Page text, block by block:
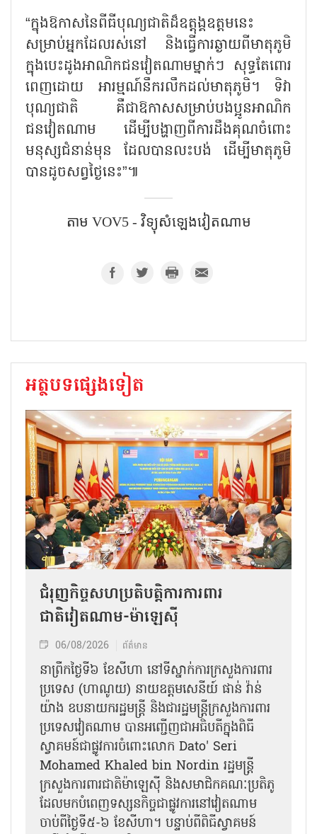
“ក្នុងឱកាសនៃពីធីបុណ្យជាតិដ៏ឧត្តុង្គឧត្តមនេះ
សម្រាប់អ្នកដែលរស់នៅ និងធ្វើការឆ្ងាយពីមាតុភូមិ
ក្នុងបេះដូងអាណិកជនវៀតណាមម្នាក់ៗ សុទ្ធតែពោរ
ពេញដោយ អារម្មណ៍នឹករលឹកដល់មាតុភូមិ។ ទិវា
បុណ្យជាតិ គឺជាឱកាសសម្រាប់បងប្អូនអាណិក
ជនវៀតណាម ដើម្បីបង្ហាញពីការដឹងគុណចំពោះ
មនុស្សជំនាន់មុន ដែលបានលះបង់ ដើម្បីមាតុភូមិ
បានដូចសព្វថ្ងៃនេះ”៕
តាម VOV5 - វិទ្យុសំឡេងវៀតណាម
អត្ថបទផ្សេងទៀត
ជំរុញកិច្ចសហប្រតិបត្តិការការពារ
ជាតិវៀតណាម-ម៉ាឡេស៊ី
06/08/2026 ព័ត៌មាន
នា​ព្រឹកថ្ងៃទី៦ ខែសីហា នៅទីស្នាក់ការក្រសួងការពារ
ប្រទេស (ហាណូយ) នាយឧត្តមសេនីយ៍ ផាន់ វ៉ាន់
យ៉ាង ឧបនាយករដ្ឋមន្ត្រី និងជារដ្ឋមន្ត្រីក្រសួងការពារ
ប្រទេសវៀតណាម បានអញ្ជើញជាអធិបតីក្នុងពិធី
ស្វាគមន៍ជាផ្លូវការ​ចំពោះលោក Dato' Seri
Mohamed Khaled bin Nordin រដ្ឋមន្ត្រី
ក្រសួងការពារជាតិម៉ាឡេស៊ី និងសមាជិកគណៈប្រតិភូ
ដែលមកបំពេញទស្សនកិច្ចជាផ្លូវការនៅវៀតណាម
ចាប់ពីថ្ងៃទី៥-៦ ខែសីហា។ បន្ទាប់ពីពិធីស្វាគមន៍